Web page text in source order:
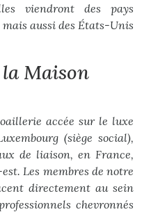
viendront des pays
aussi des États-Unis
Maison
accée sur le luxe
(siège social),
de liaison, en France,
Les membres de notre
directement au sein
chevronnés